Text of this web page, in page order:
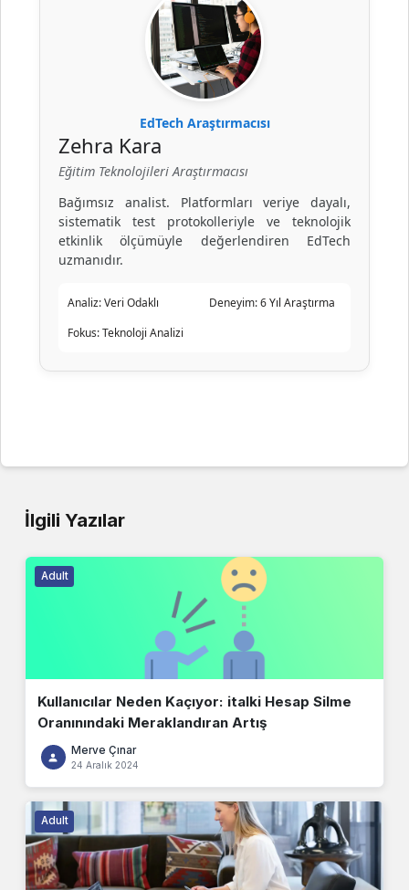
EdTech Araştırmacısı
Zehra Kara
Eğitim Teknolojileri Araştırmacısı
Bağımsız analist. Platformları veriye dayalı,
sistematik test protokolleriyle ve teknolojik
etkinlik ölçümüyle değerlendiren EdTech
uzmanıdır.
Analiz:Veri Odaklı Deneyim:6 Yıl Araştırma
Fokus:Teknoloji Analizi
İlgili Yazılar
Adult
Kullanıcılar Neden Kaçıyor: italki Hesap Silme
Oranınındaki Meraklandıran Artış
Merve Çınar
24 Aralık 2024
Adult